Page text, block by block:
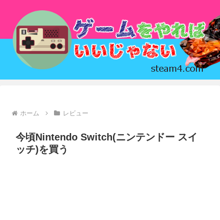
ホーム レビュー
今頃Nintendo Switch(ニンテンドー スイ
ッチ)を買う